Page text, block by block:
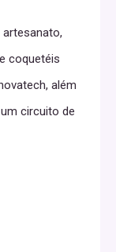
coquetéis
além
circuito de